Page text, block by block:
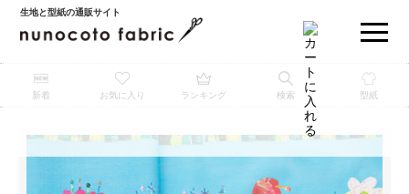
生地と型紙の通販サイト
新着 お気に入り ランキング 検索 型紙